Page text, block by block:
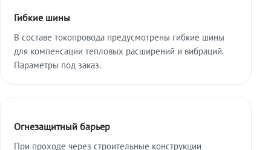
Гибкие шины
В составе токопровода предусмотрены гибкие шины
для компенсации тепловых расширений и вибраций.
Параметры под заказ.
Огнезащитный барьер
При проходе через строительные конструкции